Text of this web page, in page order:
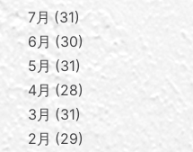
7月 31
6月
30
5月 31
4月
28
3月
31
2月
29